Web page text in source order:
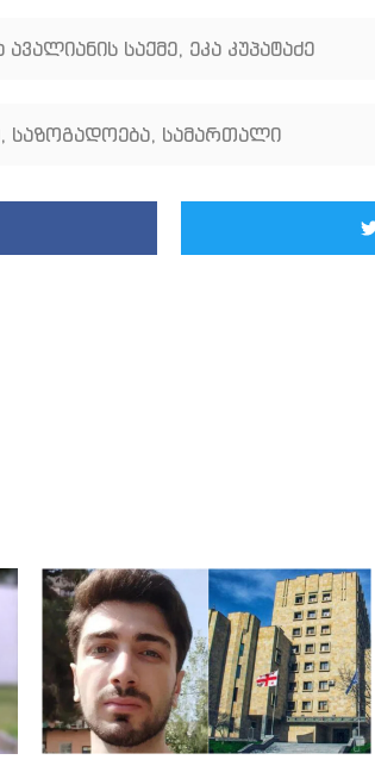
ავალიანის საქმე, ეკა კუპატაძე
, საზოგადოება, სამართალი